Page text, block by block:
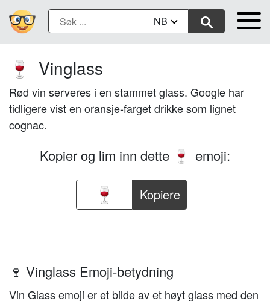
NB
🍷 Vinglass
Rød vin serveres i en stammet glass. Google har
tidligere vist en oransje-farget drikke som lignet
cognac.
Kopier og lim inn dette 🍷 emoji:
Kopiere
🍷 Vinglass Emoji-betydning
Vin Glass emoji er et bilde av et høyt glass med den